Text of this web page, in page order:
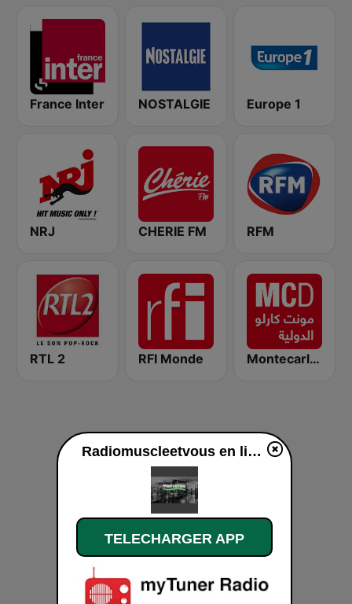
France Inter NOSTALGIE Europe 1
NRJ CHERIE FM RFM
RTL 2 RFI Monde Montecarlo al doualiya (مونت كارلو الدولية)
Radiomuscleetvous en ligne
TELECHARGER APP